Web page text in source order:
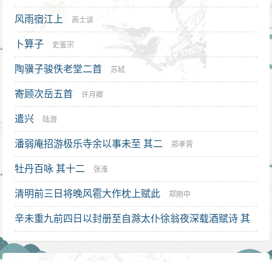
风雨宿江上 高士谈
卜算子 史鉴宗
陶骥子骏佚老堂二首 苏轼
寄顾次岳五首 许月卿
遣兴 陆游
潘弱庵招游极乐寺余以事未至 其二 郑孝胥
牡丹百咏 其十二 张淮
清明前三日将晚风雹大作枕上赋此 郑刚中
辛未重九前四日以封册至自滁太仆徐翁夜深载酒赋诗 其
一 陈仁锡